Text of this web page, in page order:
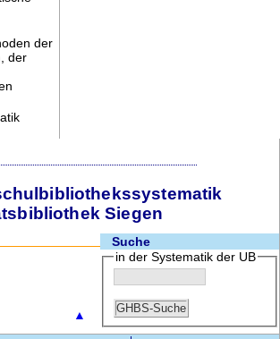
der
der
Siegen
Suche
in der Systematik der UB
▲